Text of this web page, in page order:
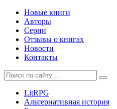
Новые книги
Авторы
Серии
Отзывы о книгах
Новости
Контакты
LitRPG
Альтернативная история